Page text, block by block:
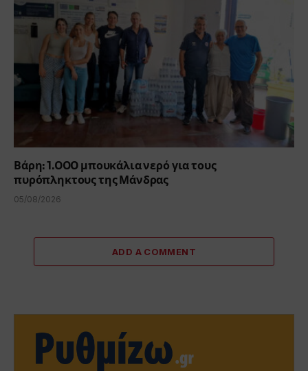
Βάρη: 1.000 μπουκάλια νερό για τους
πυρόπληκτους της Μάνδρας
05/08/2026
ADD A COMMENT